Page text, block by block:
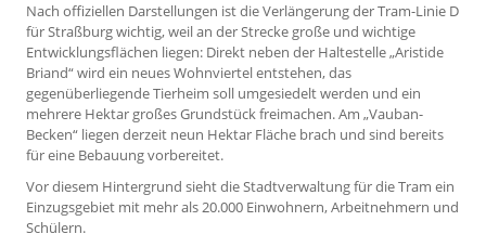
Nach offiziellen Darstellungen ist die Verlängerung der Tram-Linie D
für Straßburg wichtig, weil an der Strecke große und wichtige
Entwicklungsflächen liegen: Direkt neben der Haltestelle „Aristide
Briand“ wird ein neues Wohnviertel entstehen, das
gegenüberliegende Tierheim soll umgesiedelt werden und ein
mehrere Hektar großes Grundstück freimachen. Am „Vauban-
Becken“ liegen derzeit neun Hektar Fläche brach und sind bereits
für eine Bebauung vorbereitet.
Vor diesem Hintergrund sieht die Stadtverwaltung für die Tram ein
Einzugsgebiet mit mehr als 20.000 Einwohnern, Arbeitnehmern und
Schülern.